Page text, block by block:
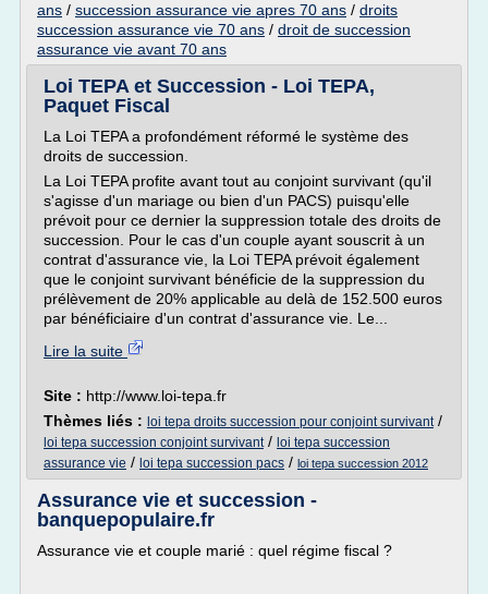
ans / succession assurance vie apres 70 ans / droits
succession assurance vie 70 ans / droit de succession
assurance vie avant 70 ans
Loi TEPA et Succession - Loi TEPA,
Paquet Fiscal
La Loi TEPA a profondément réformé le système des
droits de succession.
La Loi TEPA profite avant tout au conjoint survivant (qu'il
s'agisse d'un mariage ou bien d'un PACS) puisqu'elle
prévoit pour ce dernier la suppression totale des droits de
succession. Pour le cas d'un couple ayant souscrit à un
contrat d'assurance vie, la Loi TEPA prévoit également
que le conjoint survivant bénéficie de la suppression du
prélèvement de 20% applicable au delà de 152.500 euros
par bénéficiaire d'un contrat d'assurance vie. Le...
Lire la suite
Site : http://www.loi-tepa.fr
Thèmes liés : loi tepa droits succession pour conjoint survivant/
loi tepa succession conjoint survivant/ loi tepa succession
assurance vie / loi tepa succession pacs / loi tepa succession 2012
Assurance vie et succession -
banquepopulaire.fr
Assurance vie et couple marié : quel régime fiscal ?